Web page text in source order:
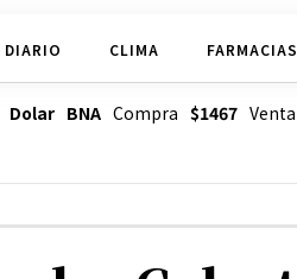
DIARIO CLIMA
Dolar BNACompra $1467Venta